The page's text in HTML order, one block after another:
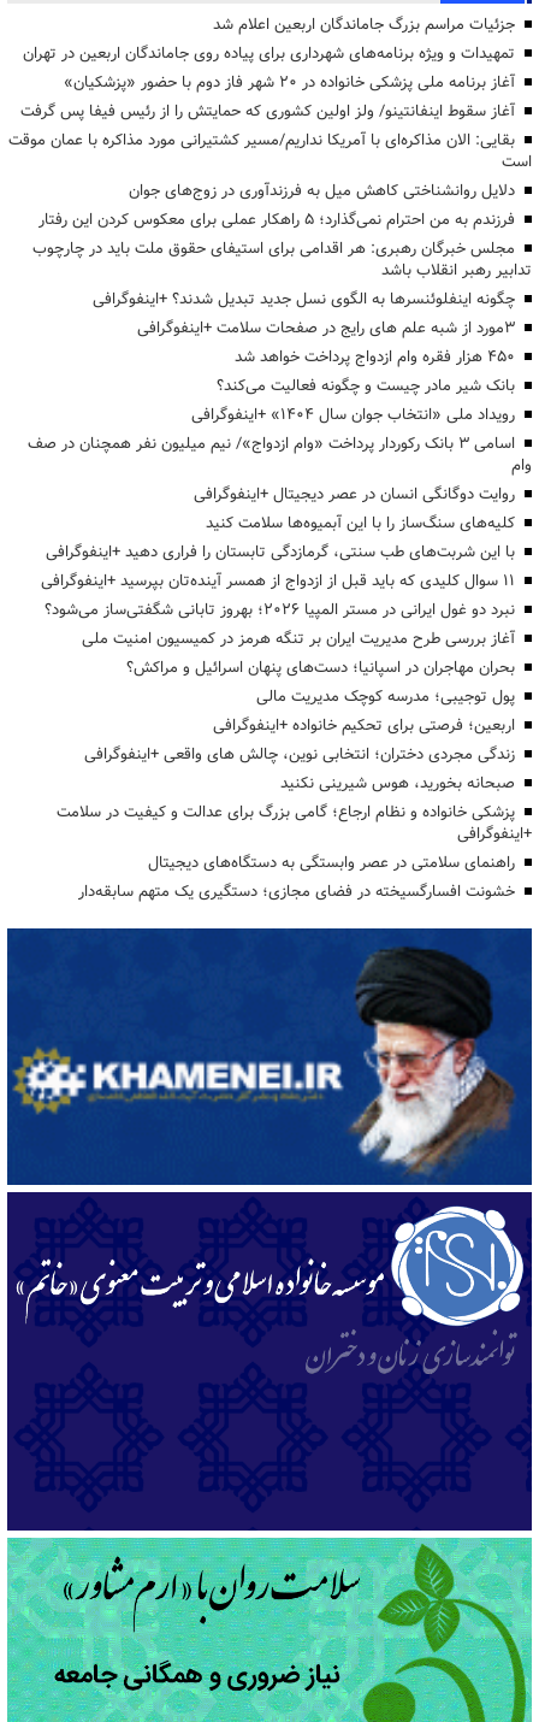
جزئیات مراسم بزرگ جاماندگان اربعین اعلام شد
تمهیدات و ویژه برنامه‌های شهرداری برای پیاده روی جاماندگان اربعین در تهران
آغاز برنامه ملی پزشکی خانواده در ۲۰ شهر فاز دوم با حضور «پزشکیان»
آغاز سقوط اینفانتینو/ ولز اولین کشوری که حمایتش را از رئیس فیفا پس گرفت
بقایی: الان مذاکره‌ای با آمریکا نداریم/مسیر کشتیرانی مورد مذاکره با عمان موقت
است
دلایل روانشناختی کاهش میل به فرزندآوری در زوج‌های جوان
فرزندم به من احترام نمی‌گذارد؛ ۵ راهکار عملی برای معکوس کردن این رفتار
مجلس خبرگان رهبری: هر اقدامی برای استیفای حقوق ملت باید در چارچوب
تدابیر رهبر انقلاب باشد
چگونه اینفلوئنسرها به الگوی نسل جدید تبدیل شدند؟ +اینفوگرافی
3مورد از شبه علم های رایج در صفحات سلامت +اینفوگرافی
۴۵۰ هزار فقره وام ازدواج پرداخت خواهد شد
بانک شیر مادر چیست و چگونه فعالیت می‌کند؟
رویداد ملی «انتخاب جوان سال ۱۴۰۴» +اینفوگرافی
اسامی ۳ بانک رکوردار پرداخت «وام ازدواج»/ نیم میلیون نفر همچنان در صف
وام
روایت دوگانگی انسان در عصر دیجیتال +اینفوگرافی
کلیه‌های سنگ‌ساز را با این آبمیوه‌ها سلامت کنید
با این شربت‌های طب سنتی، گرمازدگی تابستان را فراری دهید +اینفوگرافی
۱۱ سوال کلیدی که باید قبل از ازدواج از همسر آینده‌تان بپرسید +اینفوگرافی
نبرد دو غول ایرانی در مستر المپیا ۲۰۲۶؛ بهروز تابانی شگفتی‌ساز می‌شود؟
آغاز بررسی طرح مدیریت ایران بر تنگه هرمز در کمیسیون امنیت ملی
بحران مهاجران در اسپانیا؛ دست‌های پنهان اسرائیل و مراکش؟
پول توجیبی؛ مدرسه کوچک مدیریت مالی
اربعین؛ فرصتی برای تحکیم خانواده +اینفوگرافی
زندگی مجردی دختران؛ انتخابی نوین، چالش های واقعی +اینفوگرافی
صبحانه بخورید، هوس شیرینی نکنید
پزشکی خانواده و نظام ارجاع؛ گامی بزرگ برای عدالت و کیفیت در سلامت
+اینفوگرافی
راهنمای سلامتی در عصر وابستگی به دستگاه‌های دیجیتال
خشونت افسارگسیخته در فضای مجازی؛ دستگیری یک متهم سابقه‌دار